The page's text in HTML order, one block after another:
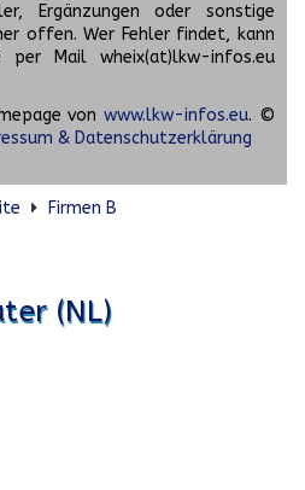
Ergänzungen oder sonstige
offen. Wer Fehler findet, kann
Mail wheix(at)lkw-infos.eu
von www.lkw-infos.eu. ©
& Datenschutzerklärung
Firmen B
(NL)